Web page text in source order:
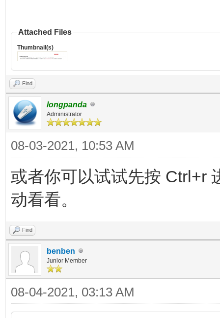
Attached Files
Thumbnail(s)
Find
longpanda
Administrator
08-03-2021, 10:53 AM
或者你可以试试先按 Ctrl+r
动看看。
Find
benben
Junior Member
08-04-2021, 03:13 AM